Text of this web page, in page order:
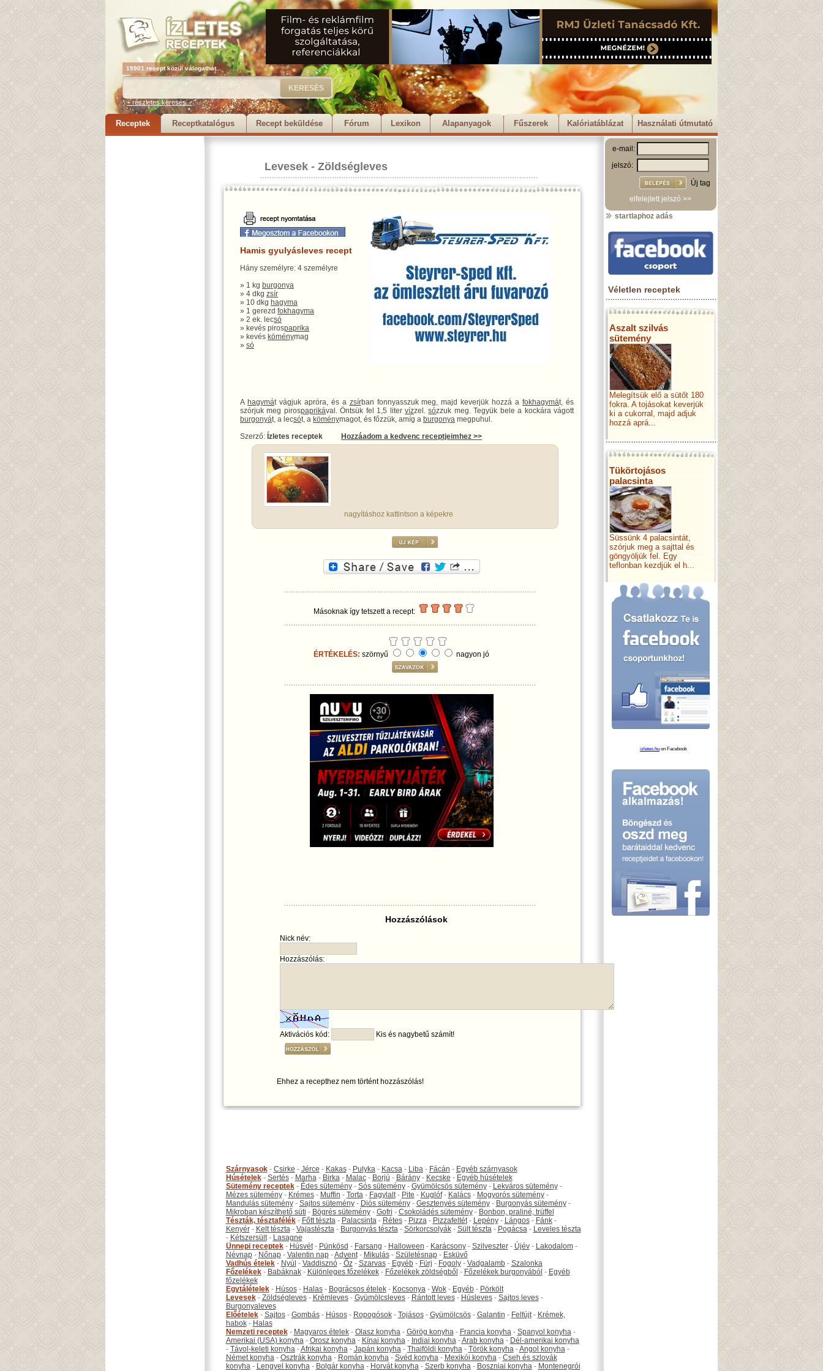
19901 recept közül válogathat...
+ részletes keresés...
Receptek Receptkatalógus Recept beküldése Fórum Lexikon Alapanyagok Fűszerek Kalóriatáblázat Használati útmutató
Levesek - Zöldségleves
Hamis gyulyásleves recept
Hány személyre: 4 személyre
» 1 kg burgonya
» 4 dkg zsír
» 10 dkg hagyma
» 1 gerezd fokhagyma
» 2 ek. lecsó
» kevés pirospaprika
» kevés köménymag
» só
A hagymát vágjuk apróra, és a zsírban fonnyasszuk meg, majd keverjük hozzá afokhagymát, és
szórjuk meg pirospaprikával. Öntsük fel 1,5 litervízzel.sózzuk meg. Tegyük bele a kockára vágott
burgonyát, a lecsót, a köménymagot, és főzzük, amíg a burgonya megpuhul.
Szerző: Ízletes receptek Hozzáadom a kedvenc receptjeimhez >>
nagyításhoz kattintson a képekre
Másoknak így tetszett a recept:
ÉRTÉKELÉS: szörnyű nagyon jó
Hozzászólások
Nick név:
Hozzászólás:
Aktivációs kód: Kis és nagybetű számít!
Ehhez a recepthez nem történt hozzászólás!
Szárnyasok- Csirke - Jérce - Kakas- Pulyka- Kacsa- Liba- Fácán - Egyéb szárnyasok
Húsételek- Sertés- Marha- Birka- Malac- Borjú - Bárány- Kecske - Egyéb húsételek
Sütemény receptek- Édes sütemény- Sós sütemény- Gyümölcsös sütemény- Lekváros sütemény-
Mézes sütemény- Krémes- Muffin - Torta- Fagylalt- Pite - Kuglóf- Kalács- Mogyorós sütemény-
Mandulás sütemény- Sajtos sütemény- Diós sütemény- Gesztenyés sütemény- Burgonyás sütemény-
Mikroban készíthető süti - Bögrés sütemény- Gofri - Csokoládés sütemény- Bonbon, praliné, trüffel
Tészták, tésztafélék- Főtt tészta- Palacsinta- Rétes- Pizza- Pizzafeltét- Lepény- Lángos- Fánk-
Kenyér- Kelt tészta- Vajastészta- Burgonyás tészta- Sörkorcsolyák- Sült tészta- Pogácsa- Leveles tészta
- Kétszersült- Lasagne
Ünnepi receptek- Húsvét- Pünkösd - Farsang - Halloween - Karácsony- Szilveszter- Újév- Lakodalom-
Névnap- Nőnap- Valentin nap-Advent- Mikulás- Születésnap- Esküvő
Vadhús ételek- Nyúl - Vaddisznó- Őz- Szarvas- Egyéb- Fürj - Fogoly- Vadgalamb- Szalonka
Főzelékek- Babáknak- Különleges főzelékek- Főzelékek zöldségből - Főzelékek burgonyából - Egyéb
főzelékek
Egytálételek- Húsos- Halas- Bográcsos ételek- Kocsonya- Wok- Egyéb- Pörkölt
Levesek- Zöldségleves- Krémleves- Gyümölcsleves- Rántott leves- Húsleves- Sajtos leves-
Burgonyaleves
Előételek- Sajtos- Gombás- Húsos- Ropogósok- Tojásos- Gyümölcsös- Galantin - Felfújt- Krémek,
habok- Halas
Nemzeti receptek- Magyaros ételek- Olasz konyha- Görög konyha- Francia konyha- Spanyol konyha-
Amerikai (USA) konyha- Orosz konyha- Kínai konyha- Indiai konyha-Arab konyha- Dél-amerikai konyha
- Távol-keleti konyha-Afrikai konyha- Japán konyha- Thaiföldi konyha- Török konyha-Angol konyha-
Német konyha- Osztrák konyha- Román konyha- Svéd konyha- Mexikói konyha- Cseh és szlovák
konyha- Lengyel konyha- Bolgár konyha- Horvát konyha- Szerb konyha- Boszniai konyha- Montenegrói
e-mail:
jelszó:
Új tag
elfelejtett jelszó >>
startlaphoz adás
Véletlen receptek
Aszalt szilvás
sütemény
Melegítsük elő a sütőt 180
fokra. A tojásokat keverjük
ki a cukorral, majd adjuk
hozzá aprá...
Tükörtojásos
palacsinta
Süssünk 4 palacsintát,
szórjuk meg a sajttal és
göngyöljük fel. Egy
teflonban kezdjük el h...
izletes.hu on Facebook